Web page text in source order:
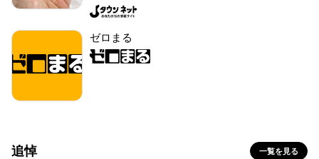
ゼロまる
追悼 一覧を見る